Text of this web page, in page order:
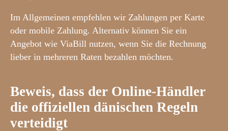
Im Allgemeinen empfehlen wir Zahlungen per Karte
oder mobile Zahlung. Alternativ können Sie ein
Angebot wie ViaBill nutzen, wenn Sie die Rechnung
lieber in mehreren Raten bezahlen möchten.
Beweis, dass der Online-Händler
die offiziellen dänischen Regeln
verteidigt